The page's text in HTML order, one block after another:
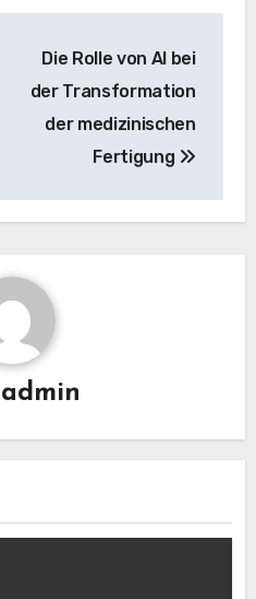
Die Rolle von AI bei
der Transformation
der medizinischen
Fertigung
admin